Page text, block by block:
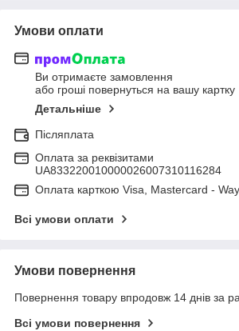
Умови оплати
Ви отримаєте замовлення
або гроші повернуться на вашу картку
Детальніше
Післяплата
Оплата за реквізитами
UA833220010000026007310116284
Оплата карткою Visa, Mastercard -
Всі умови оплати
Умови повернення
Повернення товару впродовж 14 днів за
Всі умови повернення